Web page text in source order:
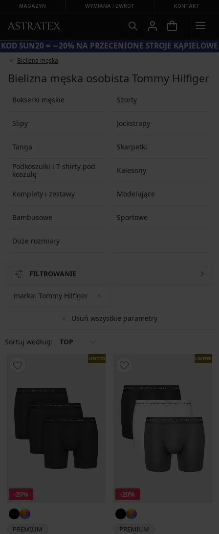
MAGAZYN WYMIANA I ZWROT KONTAKT
KOD SUN20 = −20% NA PRZECENIONE STROJE KĄPIELOWE
Bielizna męska
Bielizna męska osobista Tommy Hilfiger
Bokserki męskie Szorty
Slipy Jockstrapy
Tanga Skarpetki
Podkoszulki i T-shirty pod
koszulę
Kalesony
Komplety i zestawy Modelujące
Bambusowe Sportowe
Duże rozmiary
FILTROWANIE
Usuń wszystkie parametry
marka: Tommy Hilfiger
Sortuj według: TOP
LIMITED
-20%
PREMIUM
LIMITED
-20%
PREMIUM